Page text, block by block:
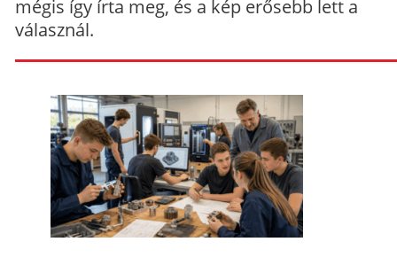
mégis így írta meg, és a kép erősebb lett a
válasznál.